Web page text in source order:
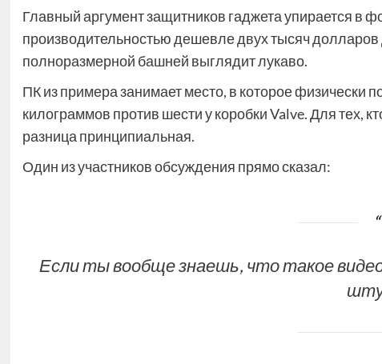
Главный аргумент защитников гаджета упирается в
производительностью дешевле двух тысяч
полноразмерной башней выглядит лукаво.
ПК из примера занимает место, в которое физически
килограммов против шести у коробки Valve. Для тех,
разница принципиальная.
Один из участников обсуждения прямо сказал:
Если ты вообще знаешь, что такое